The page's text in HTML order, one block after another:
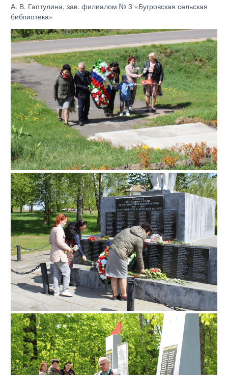
А. В. Гаптулина, зав. филиалом № 3 «Бугровская сельская
библиотека»